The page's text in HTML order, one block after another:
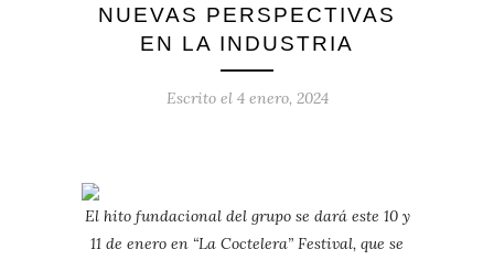
NUEVAS PERSPECTIVAS
EN LA INDUSTRIA
Escrito el 4 enero, 2024
El hito fundacional del grupo se dará este 10 y
11 de enero en “La Coctelera” Festival, que se